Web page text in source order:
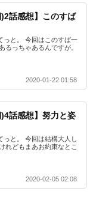
)2話感想】このすば
っと。 今回はこのすば一
るっちゃあるんですが。
2020-01-22 01:58
)4話感想】努力と姿
っと。 今回は結構大人し
れどもまあお約束なとこ
2020-02-05 02:08